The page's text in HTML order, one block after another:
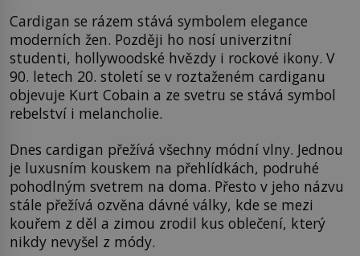
Cardigan se rázem stává symbolem elegance
moderních žen. Později ho nosí univerzitní
studenti, hollywoodské hvězdy i rockové ikony. V
90. letech 20. století se v roztaženém cardiganu
objevuje Kurt Cobain a ze svetru se stává symbol
rebelství i melancholie.
Dnes cardigan přežívá všechny módní vlny. Jednou
je luxusním kouskem na přehlídkách, podruhé
pohodlným svetrem na doma. Přesto v jeho názvu
stále přežívá ozvěna dávné války, kde se mezi
kouřem z děl a zimou zrodil kus oblečení, který
nikdy nevyšel z módy.